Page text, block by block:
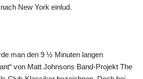
New York einlud.
man den 9 ½ Minuten langen
von Matt Johnsons Band-Projekt The